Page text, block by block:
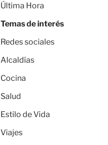
Última Hora
Temas de interés
Redes sociales
Alcaldías
Cocina
Salud
Estilo de Vida
Viajes